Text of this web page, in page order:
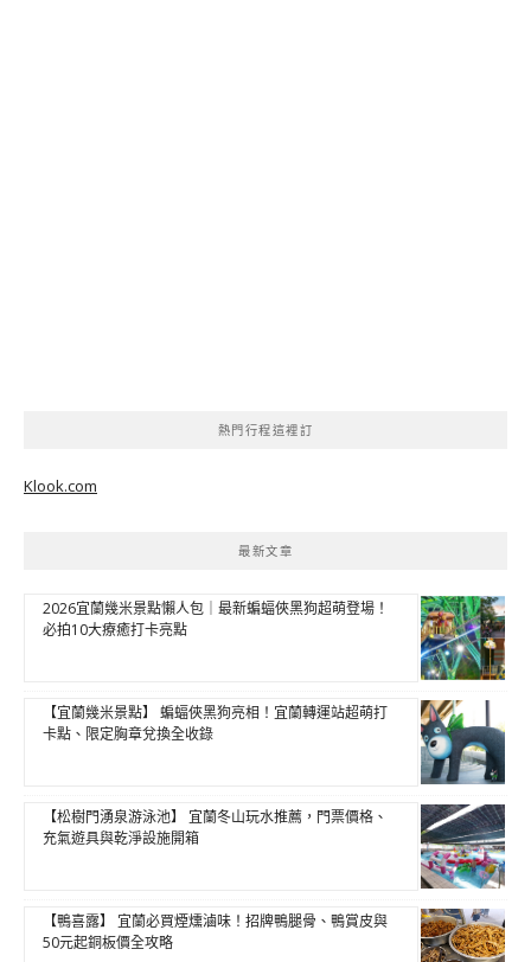
熱門行程這裡訂
Klook.com
最新文章
2026宜蘭幾米景點懶人包｜最新蝙蝠俠黑狗超萌登場！
必拍10大療癒打卡亮點
【宜蘭幾米景點】 蝙蝠俠黑狗亮相！宜蘭轉運站超萌打
卡點、限定胸章兌換全收錄
【松樹門湧泉游泳池】 宜蘭冬山玩水推薦，門票價格、
充氣遊具與乾淨設施開箱
【鴨喜露】 宜蘭必買煙燻滷味！招牌鴨腿骨、鴨賞皮與
50元起銅板價全攻略